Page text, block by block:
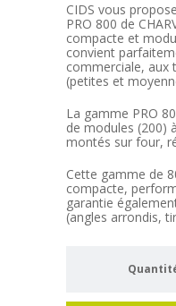
CIDS vous
PRO 800 de
compacte et
convient
commerciale, aux
(petites et
La gamme PRO
de modules (200)
montés sur four,
Cette gamme de
compacte,
garantie
(angles arrondis,